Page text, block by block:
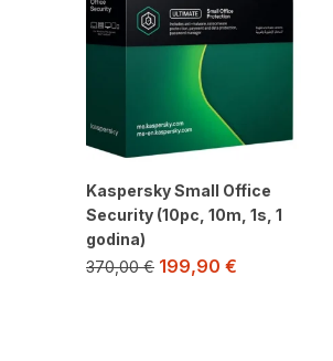
Kaspersky Small Office
Security (10pc, 10m, 1s, 1
godina)
370,00€ 199,90 €